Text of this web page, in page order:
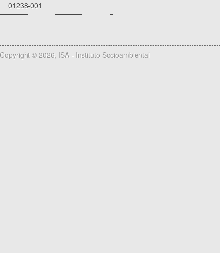
01238-001
Copyright © 2026, ISA - Instituto Socioambiental